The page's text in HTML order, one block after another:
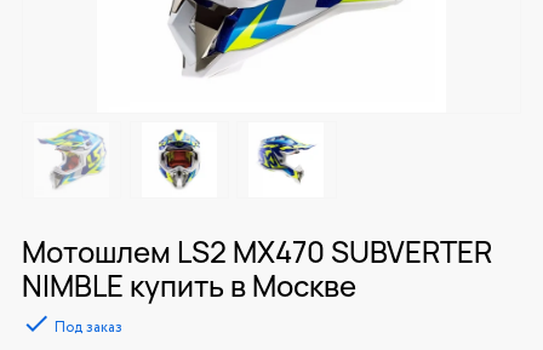
Мотошлем LS2 MX470 SUBVERTER
NIMBLE купить в Москве
Под заказ